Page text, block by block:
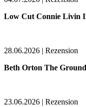
Low Cut Connie Livin
28.06.2026 | Rezension
Beth Orton The
23.06.2026 | Rezension